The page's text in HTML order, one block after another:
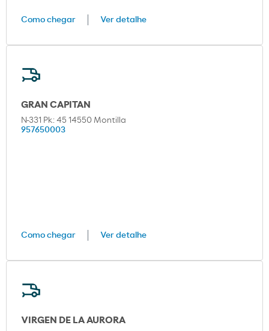
Como chegar Ver detalhe
GRAN CAPITAN
N-331 Pk: 45 14550 Montilla
957650003
Como chegar Ver detalhe
VIRGEN DE LA AURORA